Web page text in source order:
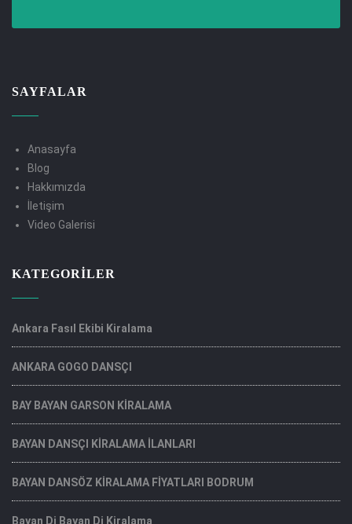
SAYFALAR
Anasayfa
Blog
Hakkımızda
İletişim
Video Galerisi
KATEGORILER
Ankara Fasıl Ekibi Kiralama
ANKARA GOGO DANSÇI
BAY BAYAN GARSON KİRALAMA
BAYAN DANSÇI KİRALAMA İLANLARI
BAYAN DANSÖZ KİRALAMA FİYATLARI BODRUM
Bayan Dj Bayan Dj Kiralama